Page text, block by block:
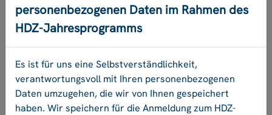
FORGOT OUR PASSWORD
DEUTSCH
Program
Login
personenbezogenen Daten im Rahmen des
HDZ-Jahresprogramms
Es ist für uns eine Selbstverständlichkeit,
verantwortungsvoll mit Ihren personenbezogenen
Daten umzugehen, die wir von Ihnen gespeichert
haben. Wir speichern für die Anmeldung zum HDZ-